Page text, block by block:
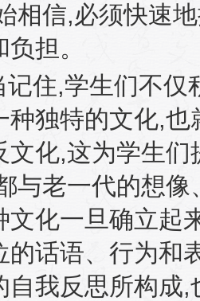
相信,必须快速
担。
记住,学生们不仅
种独特的文化,也
文化,这为学生们
与老一代的想
文化一旦确立起
的话语、行为和
自我反思所构成,